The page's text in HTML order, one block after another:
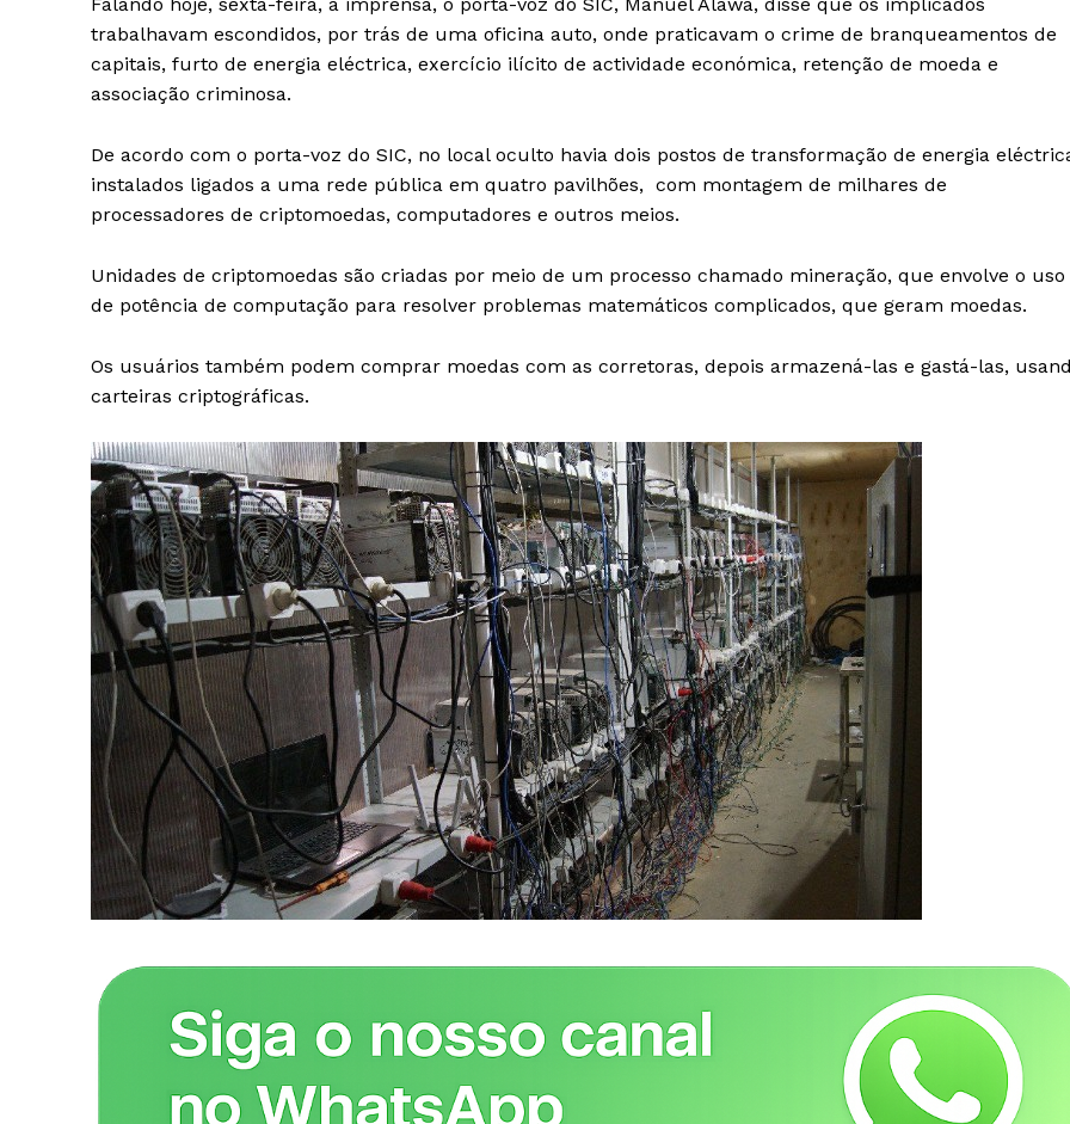
Revista Outside
- Seja Leitor Gold
Plus -
A Empresa
trabalhavam escondidos, por trás de uma oficina auto, onde praticavam o crime de branqueamentos de
capitais, furto de energia eléctrica, exercício ilícito de actividade económica, retenção de moeda e
associação criminosa.
De acordo com o porta-voz do SIC, no local oculto havia dois postos de transformação de energia
instalados ligados a uma rede pública em quatro pavilhões, com montagem de milhares de
processadores de criptomoedas, computadores e outros meios.
Unidades de criptomoedas são criadas por meio de um processo chamado mineração, que envolve o uso
de potência de computação para resolver problemas matemáticos complicados, que geram moedas.
Os usuários também podem comprar moedas com as corretoras, depois armazená-las e gastá-las,
carteiras criptográficas.